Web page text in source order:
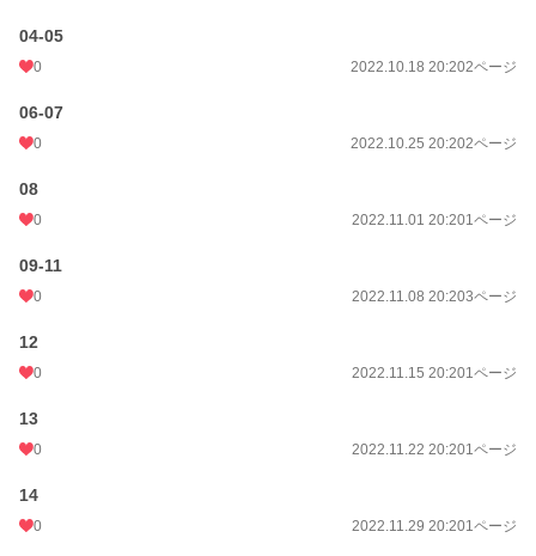
https://www.alphapolis.co.jp/diary/view/193949
🌟アルファポリス活動開始からこの作品に至るに関するnote▼
https://note.com/kansousuiro/n/nd8d01c974fc6
🌟『かみさまのふね』の前身となる『星の虹彩 準備篇』▼
https://www.alphapolis.co.jp/manga/80143292/587586953
の新作更新を挟んでおります）
諾を得た素材です】
漫画
一般女性向け
04-05
0 2022.10.18 20:202ページ
06-07
0 2022.10.25 20:202ページ
08
0 2022.11.01 20:201ページ
09-11
0 2022.11.08 20:203ページ
12
0 2022.11.15 20:201ページ
13
0 2022.11.22 20:201ページ
14
0 2022.11.29 20:201ページ